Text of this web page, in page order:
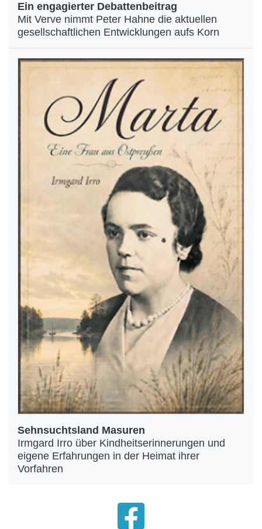
Ein engagierter Debattenbeitrag
Mit Verve nimmt Peter Hahne die aktuellen
gesellschaftlichen Entwicklungen aufs Korn
Sehnsuchtsland Masuren
Irmgard Irro über Kindheitserinnerungen und
eigene Erfahrungen in der Heimat ihrer
Vorfahren